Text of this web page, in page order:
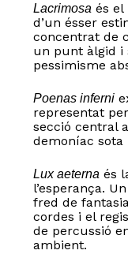
Lacrimosaés el
d’un ésser
concentrat de
un punt àlgid i
pessimisme
Poenas inferni
representat
secció central
demoníac
Lux aeternaés
l’esperança.
fred de
cordes i el
de percussió
ambient.